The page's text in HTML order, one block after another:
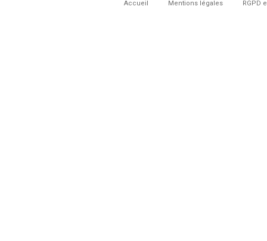
Accueil Mentions légales RGPD